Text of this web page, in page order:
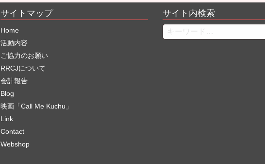
サイトマップ
Home
活動内容
ご協力のお願い
RRCJについて
会計報告
Blog
映画「Call Me Kuchu」
Link
Contact
Webshop
サイト内検索
Search